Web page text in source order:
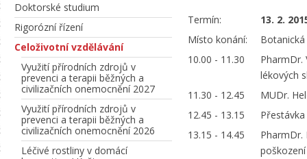
Doktorské studium
Rigorózní řízení
Celoživotní vzdělávání
Využití přírodních zdrojů v
prevenci a terapii běžných a
civilizačních onemocnění 2027
Využití přírodních zdrojů v
prevenci a terapii běžných a
civilizačních onemocnění 2026
Léčivé rostliny v domácí
Termín:
13. 2.
Místo konání:
10.00 - 11.30
PharmDr.
lékových
11.30 - 12.45
MUDr.
12.45 - 13.15
13.15 - 14.45
PharmDr.